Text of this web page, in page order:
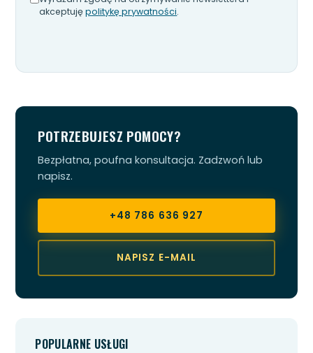
akceptujępolitykę prywatności.
POTRZEBUJESZ POMOCY?
Bezpłatna, poufna konsultacja. Zadzwoń lub
napisz.
+48 786 636 927
NAPISZ E-MAIL
POPULARNE USŁUGI